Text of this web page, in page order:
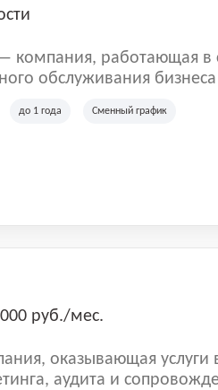
работающая в
обслуживания
и коммерческих
до 1 года Сменный график
руб./мес.
оказывающая услуги
аудита и